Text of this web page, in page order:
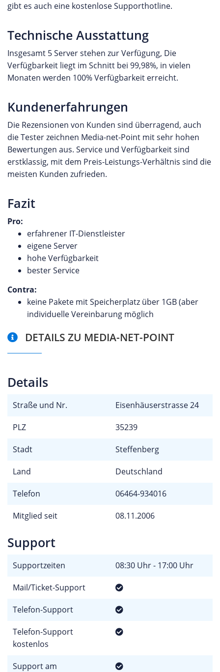
gibt es auch eine kostenlose Supporthotline.
Technische Ausstattung
Insgesamt 5 Server stehen zur Verfügung, Die
Verfügbarkeit liegt im Schnitt bei 99,98%, in vielen
Monaten werden 100% Verfügbarkeit erreicht.
Kundenerfahrungen
Die Rezensionen von Kunden sind überragend, auch
die Tester zeichnen Media-net-Point mit sehr hohen
Bewertungen aus. Service und Verfügbarkeit sind
erstklassig, mit dem Preis-Leistungs-Verhältnis sind die
meisten Kunden zufrieden.
Fazit
Pro:
erfahrener IT-Dienstleister
eigene Server
hohe Verfügbarkeit
bester Service
Contra:
keine Pakete mit Speicherplatz über 1GB (aber
individuelle Vereinbarung möglich
DETAILS ZU MEDIA-NET-POINT
Details
Straße und Nr. Eisenhäuserstrasse 24
PLZ 35239
Stadt Steffenberg
Land Deutschland
Telefon 06464-934016
Mitglied seit 08.11.2006
Support
Supportzeiten 08:30 Uhr - 17:00 Uhr
Mail/Ticket-Support
Telefon-Support
Telefon-Support
kostenlos
Support am